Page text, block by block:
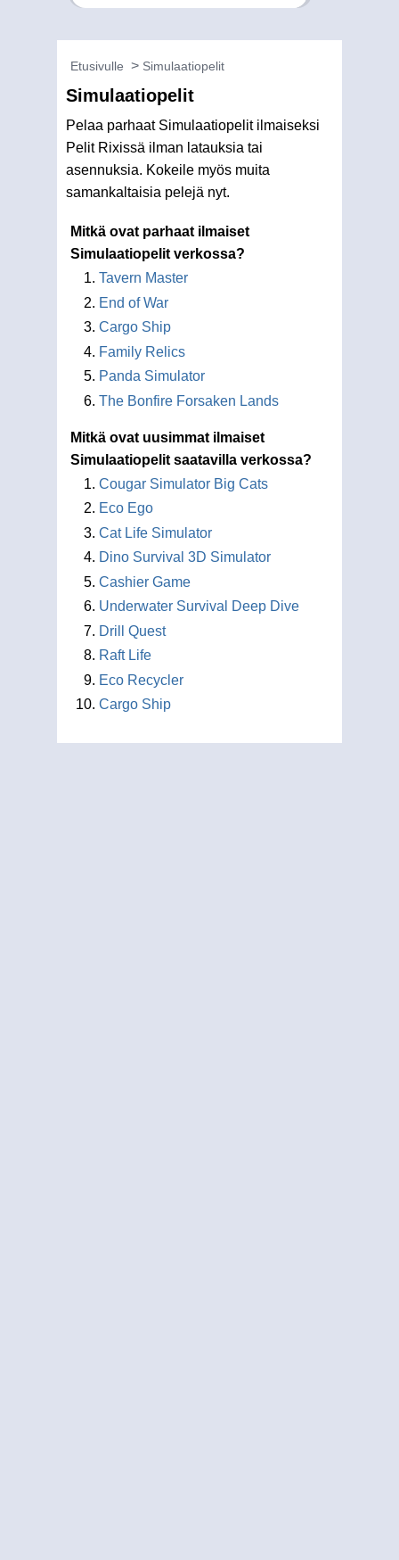
Etusivulle Simulaatiopelit
Simulaatiopelit
Pelaa parhaat Simulaatiopelit ilmaiseksi
Pelit Rixissä ilman latauksia tai
asennuksia. Kokeile myös muita
samankaltaisia pelejä nyt.
Mitkä ovat parhaat ilmaiset
Simulaatiopelit verkossa?
Tavern Master
End of War
Cargo Ship
Family Relics
Panda Simulator
The Bonfire Forsaken Lands
Mitkä ovat uusimmat ilmaiset
Simulaatiopelit saatavilla verkossa?
Cougar Simulator Big Cats
Eco Ego
Cat Life Simulator
Dino Survival 3D Simulator
Cashier Game
Underwater Survival Deep Dive
Drill Quest
Raft Life
Eco Recycler
Cargo Ship